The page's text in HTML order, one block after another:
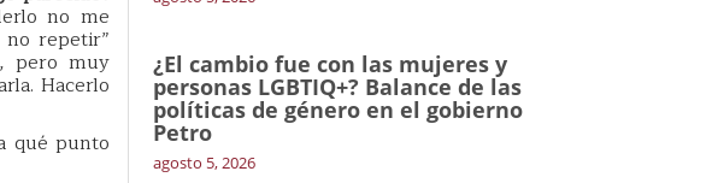
no me
no repetir”
pero muy
Hacerlo
qué punto
¿El cambio fue con las mujeres y
personas LGBTIQ+? Balance de las
políticas de género en el gobierno
Petro
agosto 5, 2026